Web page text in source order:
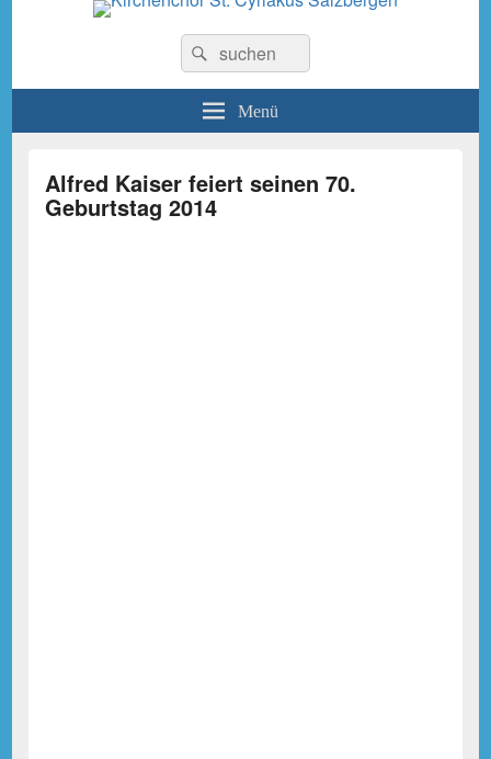
Kirchenchor St. Cyriakus
Salzbergen
Suchen
nach:
Suchen
Menü
Alfred Kaiser feiert seinen 70.
Geburtstag 2014